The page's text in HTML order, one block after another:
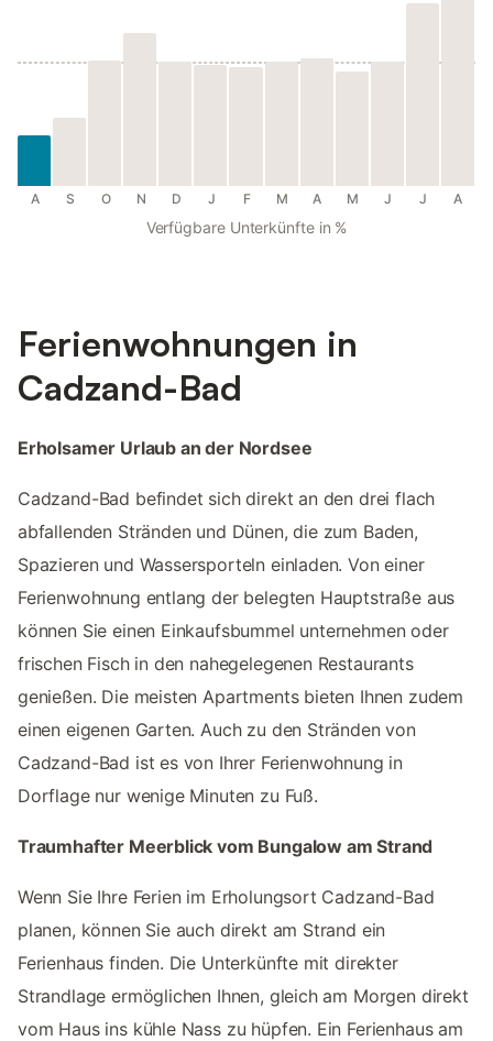
A S O N D J F M A M J J A
Verfügbare Unterkünfte in %
Ferienwohnungen in
Cadzand-Bad
Erholsamer Urlaub an der Nordsee
Cadzand-Bad befindet sich direkt an den drei flach
abfallenden Stränden und Dünen, die zum Baden,
Spazieren und Wassersporteln einladen. Von einer
Ferienwohnung entlang der belegten Hauptstraße aus
können Sie einen Einkaufsbummel unternehmen oder
frischen Fisch in den nahegelegenen Restaurants
genießen. Die meisten Apartments bieten Ihnen zudem
einen eigenen Garten. Auch zu den Stränden von
Cadzand-Bad ist es von Ihrer Ferienwohnung in
Dorflage nur wenige Minuten zu Fuß.
Traumhafter Meerblick vom Bungalow am Strand
Wenn Sie Ihre Ferien im Erholungsort Cadzand-Bad
planen, können Sie auch direkt am Strand ein
Ferienhaus finden. Die Unterkünfte mit direkter
Strandlage ermöglichen Ihnen, gleich am Morgen direkt
vom Haus ins kühle Nass zu hüpfen. Ein Ferienhaus am